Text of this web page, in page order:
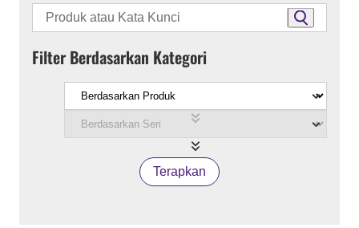
Filter Berdasarkan Kategori
Terapkan